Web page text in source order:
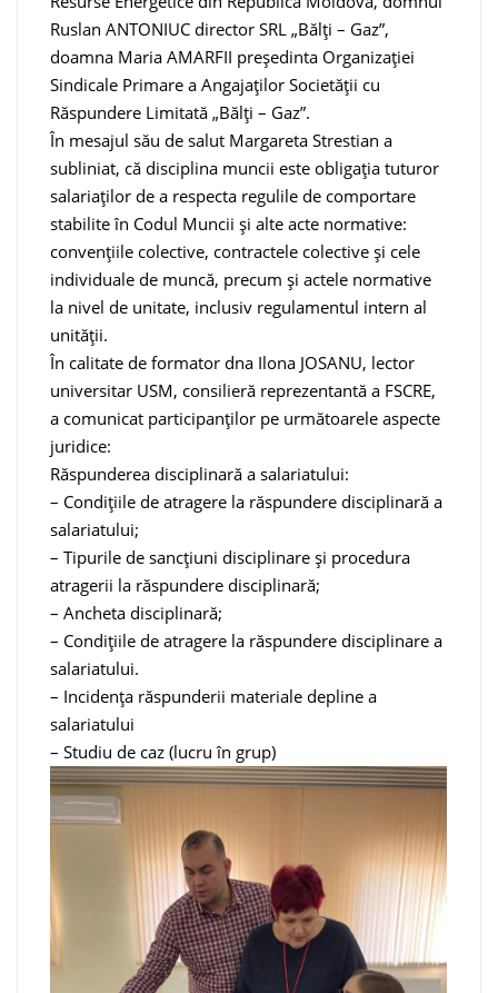
Ruslan ANTONIUC director SRL „Bălți – Gaz”,
doamna Maria AMARFII președinta Organizației
Sindicale Primare a Angajaților Societății cu
Răspundere Limitată „Bălți – Gaz”.
În mesajul său de salut Margareta Strestian a
subliniat, că disciplina muncii este obligația tuturor
salariaților de a respecta regulile de comportare
stabilite în Codul Muncii și alte acte normative:
convențiile colective, contractele colective şi cele
individuale de muncă, precum şi actele normative
la nivel de unitate, inclusiv regulamentul intern al
unității.
În calitate de formator dna Ilona JOSANU, lector
universitar USM, consilieră reprezentantă a FSCRE,
a comunicat participanților pe următoarele aspecte
juridice:
Răspunderea disciplinară a salariatului:
– Condițiile de atragere la răspundere disciplinară a
salariatului;
– Tipurile de sancțiuni disciplinare și procedura
atragerii la răspundere disciplinară;
– Ancheta disciplinară;
– Condițiile de atragere la răspundere disciplinare a
salariatului.
– Incidența răspunderii materiale depline a
salariatului
– Studiu de caz (lucru în grup)